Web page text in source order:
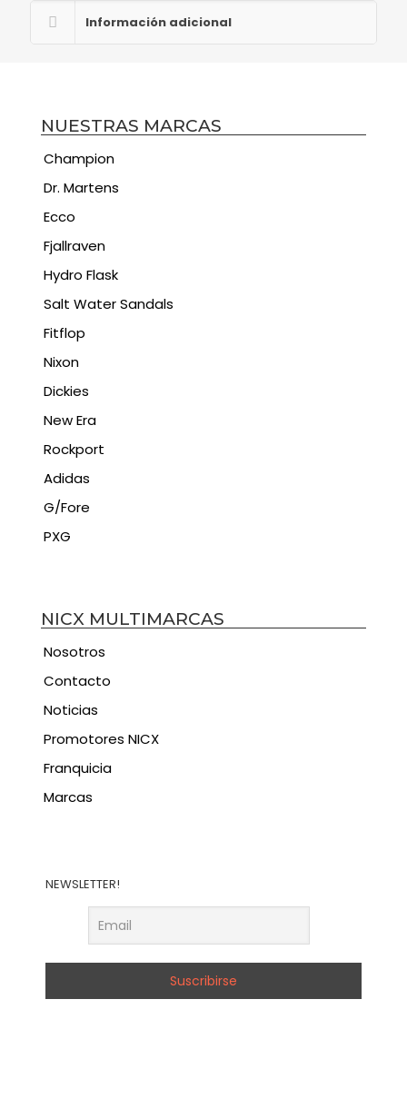
Información adicional
NUESTRAS MARCAS
Champion
Dr. Martens
Ecco
Fjallraven
Hydro Flask
Salt Water Sandals
Fitflop
Nixon
Dickies
New Era
Rockport
Adidas
G/Fore
PXG
NICX MULTIMARCAS
Nosotros
Contacto
Noticias
Promotores NICX
Franquicia
Marcas
NEWSLETTER!